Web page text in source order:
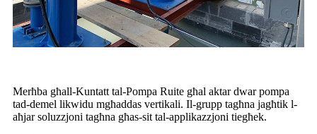
Merħba għall-Kuntatt tal-Pompa Ruite għal aktar dwar pompa
tad-demel likwidu mgħaddas vertikali. Il-grupp tagħna jagħtik l-
aħjar soluzzjoni tagħna għas-sit tal-applikazzjoni tiegħek.